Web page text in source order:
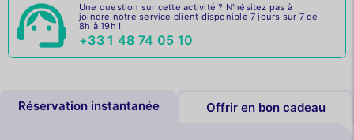
Une question sur cette activité ? N'hésitez pas à
joindre notre service client disponible 7 jours sur 7 de
8h à 19h !
+33 1 48 74 05 10
Réservation instantanée Offrir en bon cadeau